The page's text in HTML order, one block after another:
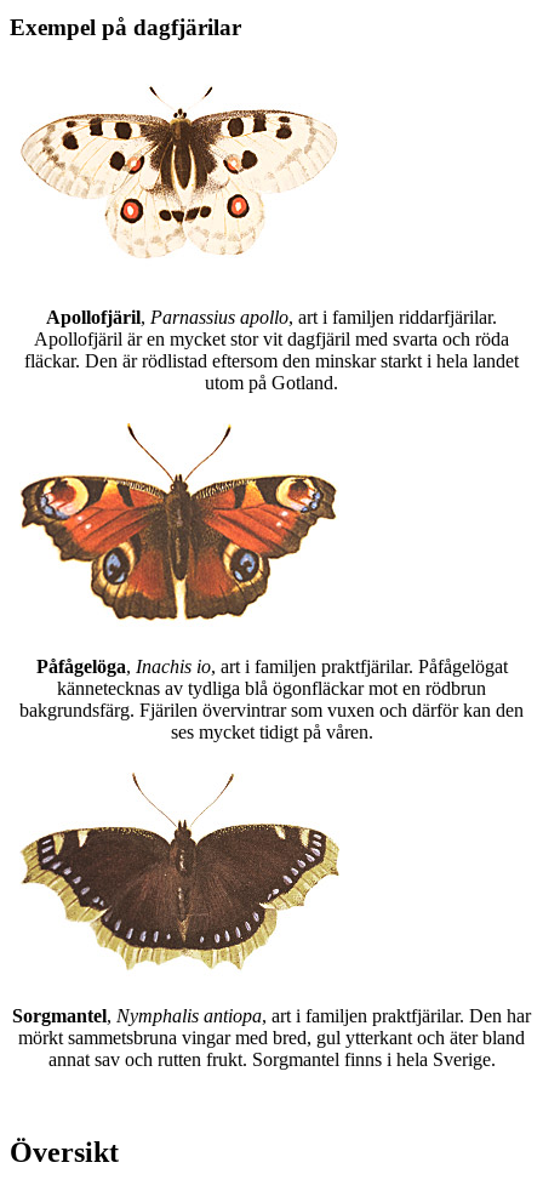
Exempel på dagfjärilar
Apollofjäril, Parnassius apollo, art i familjen riddarfjärilar.
Apollofjäril är en mycket stor vit dagfjäril med svarta och röda
fläckar. Den är rödlistad eftersom den minskar starkt i hela landet
utom på Gotland.
Påfågelöga, Inachis io, art i familjen praktfjärilar. Påfågelögat
kännetecknas av tydliga blå ögonfläckar mot en rödbrun
bakgrundsfärg. Fjärilen övervintrar som vuxen och därför kan den
ses mycket tidigt på våren.
Sorgmantel, Nymphalis antiopa, art i familjen praktfjärilar. Den har
mörkt sammetsbruna vingar med bred, gul ytterkant och äter bland
annat sav och rutten frukt. Sorgmantel finns i hela Sverige.
Översikt